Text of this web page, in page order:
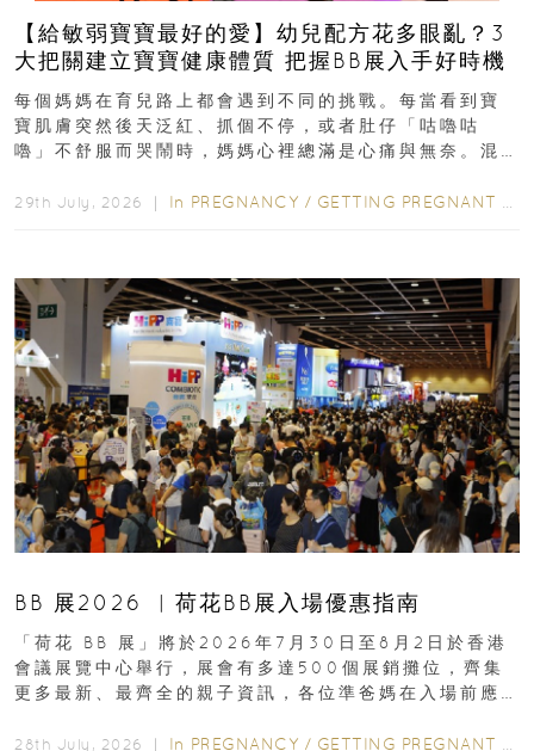
【給敏弱寶寶最好的愛】幼兒配方花多眼亂？3
大把關建立寶寶健康體質 把握BB展入手好時機
每個媽媽在育兒路上都會遇到不同的挑戰。每當看到寶
寶肌膚突然後天泛紅、抓個不停，或者肚仔「咕嚕咕
嚕」不舒服而哭鬧時，媽媽心裡總滿是心痛與無奈。混
29th July, 2026 ｜ In PREGNANCY / GETTING PREGNANT
BB 展2026 ︳荷花BB展入場優惠指南
「荷花 BB 展」將於2026年7月30日至8月2日於香港
會議展覽中心舉行，展會有多達500個展銷攤位，齊集
更多最新、最齊全的親子資訊，各位準爸媽在入場前應
28th July, 2026 ｜ In PREGNANCY / GETTING PREGNANT